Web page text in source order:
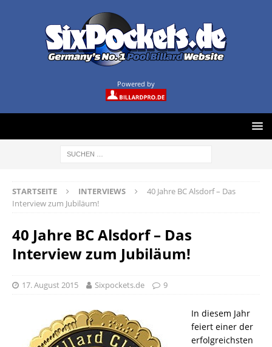
Powered by
STARTSEITE INTERVIEWS
40 Jahre BC Alsdorf – Das
Interview zum Jubiläum!
40 Jahre BC Alsdorf – Das
Interview zum Jubiläum!
17. August 2015 Sixpockets.de 9
In diesem Jahr
feiert einer der
erfolgreichsten